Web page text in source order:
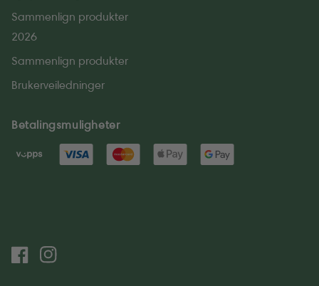
Sammenlign produkter
2026
Sammenlign produkter
Brukerveiledninger
Betalingsmuligheter
FacebookInstagram